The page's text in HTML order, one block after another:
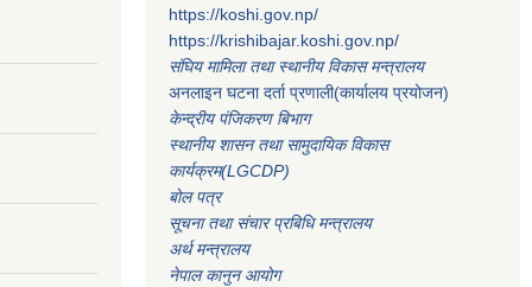
https://koshi.gov.np/
https://krishibajar.koshi.gov.np/
संघिय मामिला तथा स्थानीय विकास मन्त्रालय
अनलाइन घटना दर्ता प्रणाली(कार्यालय प्रयोजन)
केन्द्रीय पंजिकरण बिभाग
स्थानीय शासन तथा सामुदायिक विकास
कार्यक्रम(LGCDP)
बोल पत्र
सूचना तथा संचार प्रबिधि मन्त्रालय
अर्थ मन्त्रालय
नेपाल कानुन आयोग